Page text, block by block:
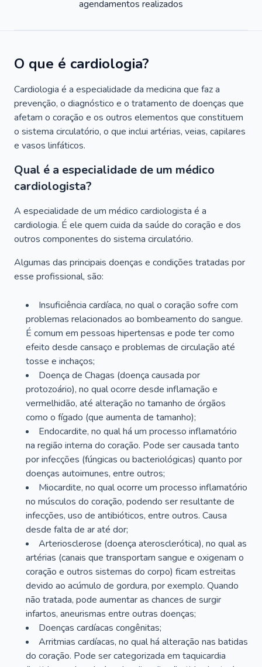
agendamentos realizados
O que é cardiologia?
Cardiologia é a especialidade da medicina que faz a
prevenção, o diagnóstico e o tratamento de doenças que
afetam o coração e os outros elementos que constituem
o sistema circulatório, o que inclui artérias, veias, capilares
e vasos linfáticos.
Qual é a especialidade de um médico
cardiologista?
A especialidade de um médico cardiologista é a
cardiologia. É ele quem cuida da saúde do coração e dos
outros componentes do sistema circulatório.
Algumas das principais doenças e condições tratadas por
esse profissional, são:
Insuficiência cardíaca, no qual o coração sofre com
problemas relacionados ao bombeamento do sangue.
É comum em pessoas hipertensas e pode ter como
efeito desde cansaço e problemas de circulação até
tosse e inchaços;
Doença de Chagas (doença causada por
protozoário), no qual ocorre desde inflamação e
vermelhidão, até alteração no tamanho de órgãos
como o fígado (que aumenta de tamanho);
Endocardite, no qual há um processo inflamatório
na região interna do coração. Pode ser causada tanto
por infecções (fúngicas ou bacteriológicas) quanto por
doenças autoimunes, entre outros;
Miocardite, no qual ocorre um processo inflamatório
no músculos do coração, podendo ser resultante de
infecções, uso de antibióticos, entre outros. Causa
desde falta de ar até dor;
Arteriosclerose (doença aterosclerótica), no qual as
artérias (canais que transportam sangue e oxigenam o
coração e outros sistemas do corpo) ficam estreitas
devido ao acúmulo de gordura, por exemplo. Quando
não tratada, pode aumentar as chances de surgir
infartos, aneurismas entre outras doenças;
Doenças cardíacas congênitas;
Arritmias cardíacas, no qual há alteração nas batidas
do coração. Pode ser categorizada em taquicardia